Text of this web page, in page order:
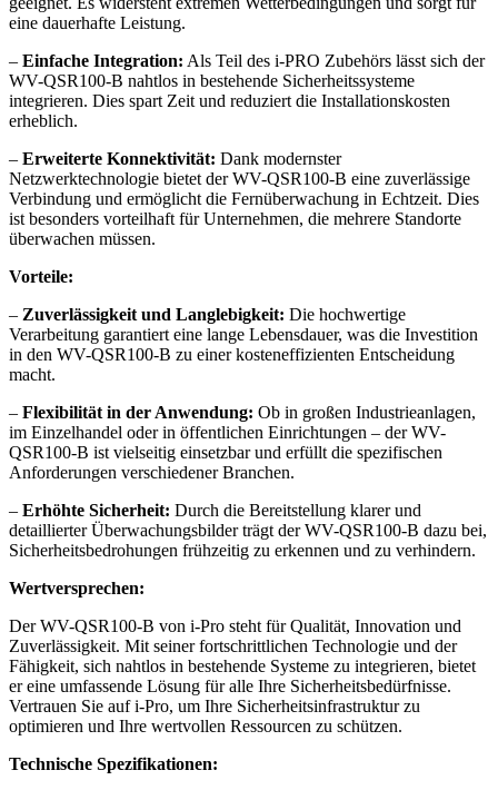
eine dauerhafte Leistung.
– Einfache Integration: Als Teil des i-PRO Zubehörs lässt sich der
WV-QSR100-B nahtlos in bestehende Sicherheitssysteme
integrieren. Dies spart Zeit und reduziert die Installationskosten
erheblich.
– Erweiterte Konnektivität: Dank modernster
Netzwerktechnologie bietet der WV-QSR100-B eine zuverlässige
Verbindung und ermöglicht die Fernüberwachung in Echtzeit. Dies
ist besonders vorteilhaft für Unternehmen, die mehrere Standorte
überwachen müssen.
Vorteile:
– Zuverlässigkeit und Langlebigkeit: Die hochwertige
Verarbeitung garantiert eine lange Lebensdauer, was die Investition
in den WV-QSR100-B zu einer kosteneffizienten Entscheidung
macht.
– Flexibilität in der Anwendung: Ob in großen Industrieanlagen,
im Einzelhandel oder in öffentlichen Einrichtungen – der WV-
QSR100-B ist vielseitig einsetzbar und erfüllt die spezifischen
Anforderungen verschiedener Branchen.
– Erhöhte Sicherheit: Durch die Bereitstellung klarer und
detaillierter Überwachungsbilder trägt der WV-QSR100-B dazu bei,
Sicherheitsbedrohungen frühzeitig zu erkennen und zu verhindern.
Wertversprechen:
Der WV-QSR100-B von i-Pro steht für Qualität, Innovation und
Zuverlässigkeit. Mit seiner fortschrittlichen Technologie und der
Fähigkeit, sich nahtlos in bestehende Systeme zu integrieren, bietet
er eine umfassende Lösung für alle Ihre Sicherheitsbedürfnisse.
Vertrauen Sie auf i-Pro, um Ihre Sicherheitsinfrastruktur zu
optimieren und Ihre wertvollen Ressourcen zu schützen.
Technische Spezifikationen: